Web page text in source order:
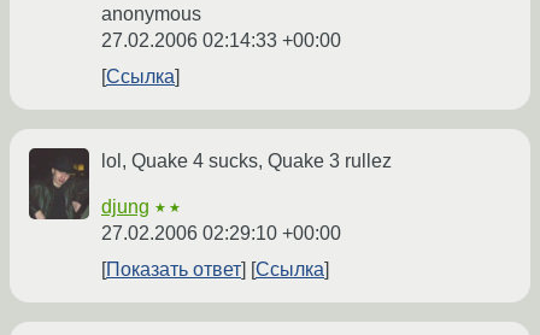
anonymous
27.02.2006 02:14:33 +00:00
Ссылка
lol, Quake 4 sucks, Quake 3 rullez
djung ★★
27.02.2006 02:29:10 +00:00
Показать ответ
Ссылка